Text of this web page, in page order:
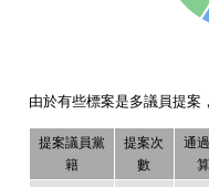
由於有些標案是多議員提案
提案議員黨
籍
提案次
數
通
算